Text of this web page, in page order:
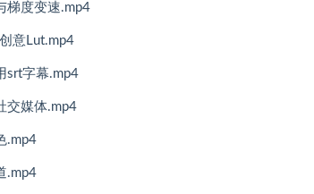
梯度变速.mp4
意Lut.mp4
srt字幕.mp4
交媒体.mp4
.mp4
.mp4